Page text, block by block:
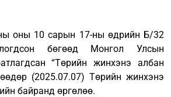
оны 10 сарын 17-ны өдрийн Б/32
бөгөөд Монгол Улсын
“Төрийн жинхэнэ албан
(2025.07.07) Төрийн жинхэнэ
байранд өргөлөө.